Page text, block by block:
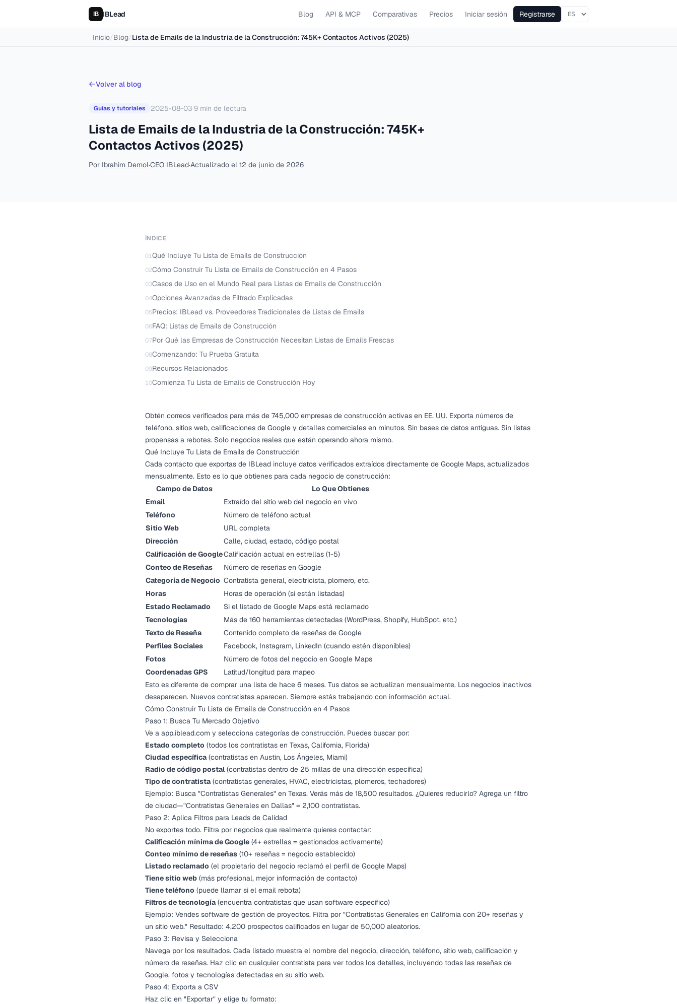
IBLead Blog API & MCP Comparativas Precios Iniciar sesión Registrarse
Inicio/Blog/Lista de Emails de la Industria de la Construcción: 745K+ Contactos Activos (2025)
Volver al blog
Guías y tutoriales 2025-08-03·9 min de lectura
Lista de Emails de la Industria de la Construcción: 745K+
Contactos Activos (2025)
Por Ibrahim Demol·CEO IBLead·Actualizado el 12 de junio de 2026
ÍNDICE
01Qué Incluye Tu Lista de Emails de Construcción
02Cómo Construir Tu Lista de Emails de Construcción en 4 Pasos
03Casos de Uso en el Mundo Real para Listas de Emails de Construcción
04Opciones Avanzadas de Filtrado Explicadas
05Precios: IBLead vs. Proveedores Tradicionales de Listas de Emails
06FAQ: Listas de Emails de Construcción
07Por Qué las Empresas de Construcción Necesitan Listas de Emails Frescas
08Comenzando: Tu Prueba Gratuita
09Recursos Relacionados
10Comienza Tu Lista de Emails de Construcción Hoy
Obtén correos verificados para más de 745,000 empresas de construcción activas en EE. UU. Exporta números de
teléfono, sitios web, calificaciones de Google y detalles comerciales en minutos. Sin bases de datos antiguas. Sin listas
propensas a rebotes. Solo negocios reales que están operando ahora mismo.
Qué Incluye Tu Lista de Emails de Construcción
Cada contacto que exportas de IBLead incluye datos verificados extraídos directamente de Google Maps, actualizados
mensualmente. Esto es lo que obtienes para cada negocio de construcción:
Campo de Datos
Lo Que Obtienes
Email
Extraído del sitio web del negocio en vivo
Teléfono
Número de teléfono actual
Sitio Web
URL completa
Dirección
Calle, ciudad, estado, código postal
Calificación de GoogleCalificación actual en estrellas (1-5)
Conteo de Reseñas
Número de reseñas en Google
Categoría de Negocio Contratista general, electricista, plomero, etc.
Horas
Horas de operación (si están listadas)
Estado Reclamado
Si el listado de Google Maps está reclamado
Tecnologías
Más de 160 herramientas detectadas (WordPress, Shopify, HubSpot, etc.)
Texto de Reseña
Contenido completo de reseñas de Google
Perfiles Sociales
Facebook, Instagram, LinkedIn (cuando estén disponibles)
Fotos
Número de fotos del negocio en Google Maps
Coordenadas GPS
Latitud/longitud para mapeo
Esto es diferente de comprar una lista de hace 6 meses. Tus datos se actualizan mensualmente. Los negocios inactivos
desaparecen. Nuevos contratistas aparecen. Siempre estás trabajando con información actual.
Cómo Construir Tu Lista de Emails de Construcción en 4 Pasos
Paso 1: Busca Tu Mercado Objetivo
Ve a app.iblead.com y selecciona categorías de construcción. Puedes buscar por:
Estado completo (todos los contratistas en Texas, California, Florida)
Ciudad específica(contratistas en Austin, Los Ángeles, Miami)
Radio de código postal(contratistas dentro de 25 millas de una dirección específica)
Tipo de contratista(contratistas generales, HVAC, electricistas, plomeros, techadores)
Ejemplo: Busca "Contratistas Generales" en Texas. Verás más de 18,500 resultados. ¿Quieres reducirlo? Agrega un filtro
de ciudad—"Contratistas Generales en Dallas" = 2,100 contratistas.
Paso 2: Aplica Filtros para Leads de Calidad
No exportes todo. Filtra por negocios que realmente quieres contactar:
Calificación mínima de Google (4+ estrellas = gestionados activamente)
Conteo mínimo de reseñas (10+ reseñas = negocio establecido)
Listado reclamado (el propietario del negocio reclamó el perfil de Google Maps)
Tiene sitio web (más profesional, mejor información de contacto)
Tiene teléfono (puede llamar si el email rebota)
Filtros de tecnología(encuentra contratistas que usan software específico)
Ejemplo: Vendes software de gestión de proyectos. Filtra por "Contratistas Generales en California con 20+ reseñas y
un sitio web." Resultado: 4,200 prospectos calificados en lugar de 50,000 aleatorios.
Paso 3: Revisa y Selecciona
Navega por los resultados. Cada listado muestra el nombre del negocio, dirección, teléfono, sitio web, calificación y
número de reseñas. Haz clic en cualquier contratista para ver todos los detalles, incluyendo todas las reseñas de
Google, fotos y tecnologías detectadas en su sitio web.
Paso 4: Exporta a CSV
Haz clic en "Exportar" y elige tu formato: